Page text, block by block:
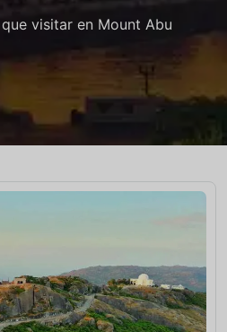
visitar en Mount Abu